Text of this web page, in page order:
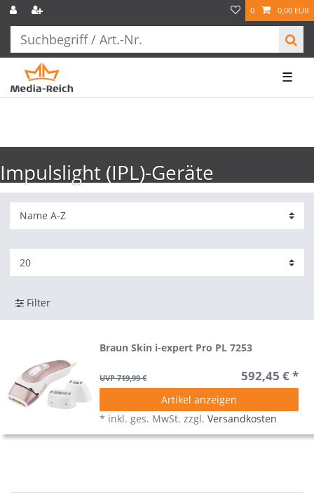
0 0,00 EUR
☰
Impulslight (IPL)-Geräte
Filter
Braun Skin i-expert Pro PL 7253
UVP 719,99 € 592,45 € *
Artikel anzeigen
* inkl. ges. MwSt. zzgl.Versandkosten